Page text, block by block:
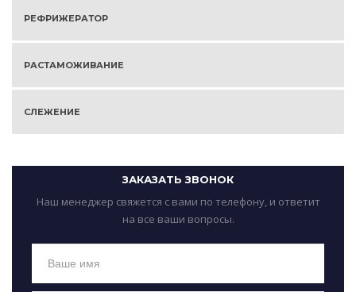
РЕФРИЖЕРАТОР
РАСТАМОЖИВАНИЕ
СЛЕЖЕНИЕ
ЗАКАЗАТЬ ЗВОНОК
Наш менеджер свяжется с вами по телефону, и ответит
на все ваши вопросы.